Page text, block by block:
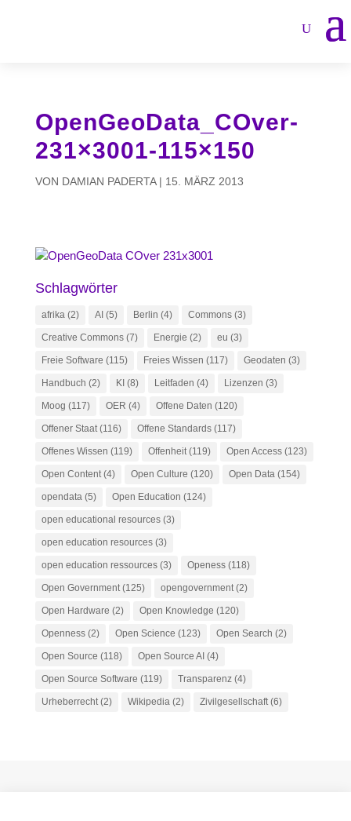
OpenGeoData_COver-
231×3001-115×150
VON DAMIAN PADERTA| 15. MÄRZ 2013
Schlagwörter
afrika(2) AI (5) Berlin (4) Commons(3)
Creative Commons(7) Energie (2) eu (3)
Freie Software (115) Freies Wissen (117) Geodaten (3)
Handbuch (2) KI (8) Leitfaden (4) Lizenzen (3)
Moog (117) OER (4) Offene Daten (120)
Offener Staat(116) Offene Standards(117)
Offenes Wissen (119) Offenheit(119) Open Access(123)
Open Content(4) Open Culture (120) Open Data(154)
opendata(5) Open Education (124)
open educational resources(3)
open education resources(3)
open education ressources(3) Openess(118)
Open Government(125) opengovernment(2)
Open Hardware (2) Open Knowledge (120)
Openness(2) Open Science (123) Open Search (2)
Open Source (118) Open Source AI (4)
Open Source Software (119) Transparenz(4)
Urheberrecht(2) Wikipedia(2) Zivilgesellschaft(6)